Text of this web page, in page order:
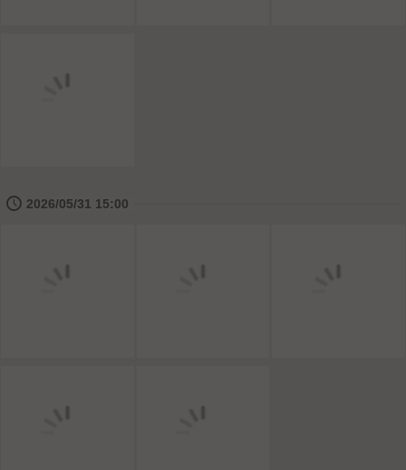
🕔 2026/05/31 15:00